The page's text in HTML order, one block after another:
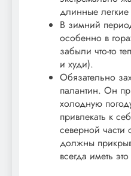
длинные
В зимний
особенно в
забыли что-то
и худи).
Обязательно
палантин. Он
холодную
привлекать к
северной
должны
всегда иметь